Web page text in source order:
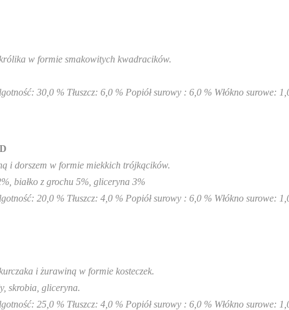
w formie smakowitych kwadracików.
30,0 % Tłuszcz: 6,0 % Popiół surowy : 6,0 % Włókno surowe:
i dorszem w formie miekkich trójkącików.
białko z grochu 5%, gliceryna 3%
20,0 % Tłuszcz: 4,0 % Popiół surowy : 6,0 % Włókno surowe:
i żurawiną w formie kosteczek.
skrobia, gliceryna.
25,0 % Tłuszcz: 4,0 % Popiół surowy : 6,0 % Włókno surowe: